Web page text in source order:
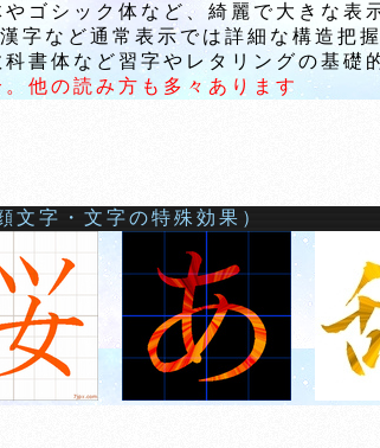
ゴシック体など、綺麗で大きな表
など通常表示では詳細な構造把
書体など習字やレタリングの基礎
他の読み方も多々あります
字・文字の特殊効果）